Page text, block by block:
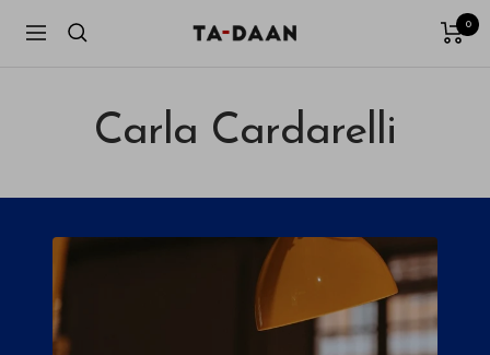
Navigation
TA-
0
Carla Cardarelli